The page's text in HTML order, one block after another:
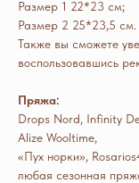
Размер 1 22*23 см;
Размер 2 25*23,5 см.
Также вы сможете
воспользовавшись
Пряжа:
Drops Nord, Infinity
Alize Wooltime,
«Пух норки»,
любая сезонная